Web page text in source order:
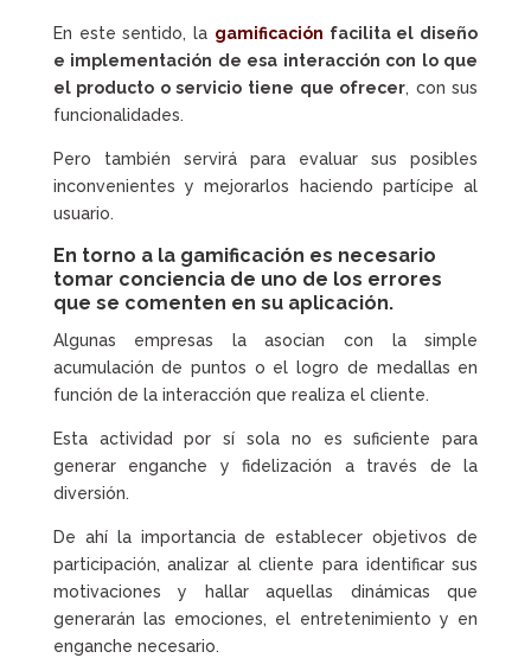
En este sentido, la gamificación facilita el diseño
e implementación de esa interacción con lo que
el producto o servicio tiene que ofrecer, con sus
funcionalidades.
Pero también servirá para evaluar sus posibles
inconvenientes y mejorarlos haciendo partícipe al
usuario.
En torno a la gamificación es necesario
tomar conciencia de uno de los errores
que se comenten en su aplicación.
Algunas empresas la asocian con la simple
acumulación de puntos o el logro de medallas en
función de la interacción que realiza el cliente.
Esta actividad por sí sola no es suficiente para
generar enganche y fidelización a través de la
diversión.
De ahí la importancia de establecer objetivos de
participación, analizar al cliente para identificar sus
motivaciones y hallar aquellas dinámicas que
generarán las emociones, el entretenimiento y en
enganche necesario.